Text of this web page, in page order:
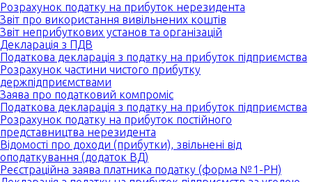
Розрахунок податку на прибуток нерезидента
Звіт про використання вивільнених коштів
Звіт неприбуткових установ та організацій
Декларація з ПДВ
Податкова декларація з податку на прибуток підприємства
Розрахунок частини чистого прибутку
держпідприємствами
Заява про податковий компроміс
Податкова декларація з податку на прибуток підприємства
Розрахунок податку на прибуток постійного
представництва нерезидента
Відомості про доходи (прибутки), звільнені від
оподаткування (додаток ВД)
Реєстраційна заява платника податку (форма №1-РН)